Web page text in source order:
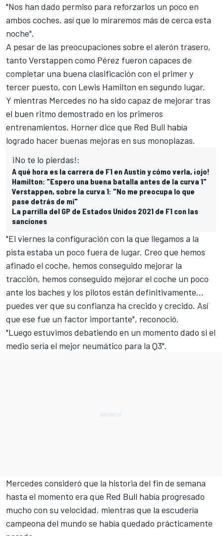
"Nos han dado permiso para reforzarlos un poco en
ambos coches, así que lo miraremos más de cerca esta
noche".
A pesar de las preocupaciones sobre el alerón trasero,
tanto Verstappen como Pérez fueron capaces de
completar una buena clasificación con el primer y
tercer puesto, con Lewis Hamilton en segundo lugar.
Y mientras Mercedes no ha sido capaz de mejorar tras
el buen ritmo demostrado en los primeros
entrenamientos, Horner dice que Red Bull había
logrado hacer buenas mejoras en sus monoplazas.
¡No te lo pierdas!:
A qué hora es la carrera de F1 en Austin y cómo verla, ¡ojo!
Hamilton: "Espero una buena batalla antes de la curva 1"
Verstappen, sobre la curva 1: "No me preocupa lo que
pase detrás de mí"
La parrilla del GP de Estados Unidos 2021 de F1 con las
sanciones
"El viernes la configuración con la que llegamos a la
pista estaba un poco fuera de lugar. Creo que hemos
afinado el coche, hemos conseguido mejorar la
tracción, hemos conseguido mejorar el coche un poco
ante los baches y los pilotos están definitivamente...
puedes ver que su confianza ha crecido y crecido. Así
que ese fue un factor importante", reconoció.
"Luego estuvimos debatiendo en un momento dado si el
medio sería el mejor neumático para la Q3".
Mercedes consideró que la historia del fin de semana
hasta el momento era que Red Bull había progresado
mucho con su velocidad, mientras que la escudería
campeona del mundo se había quedado prácticamente